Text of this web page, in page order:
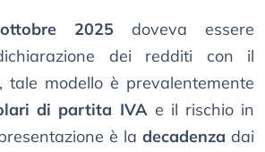
2025 doveva essere
dei redditi con il
, tale modello è prevalentemente
di partita IVAe il rischio in
è la decadenza dai